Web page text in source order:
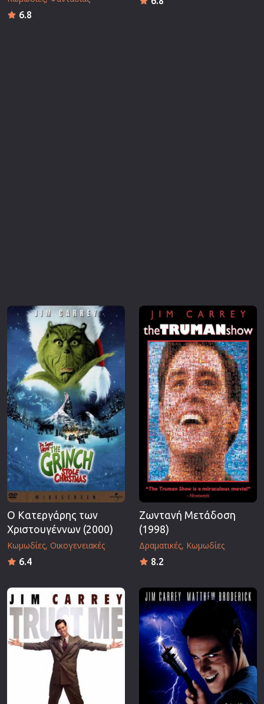
6.8
Ο Κατεργάρης των
Χριστουγέννων (2000)
Κωμωδίες Οικογενειακές
6.4
Ζωντανή Μετάδοση
(1998)
Δραματικές Κωμωδίες
8.2